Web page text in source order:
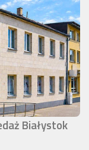
Białystok